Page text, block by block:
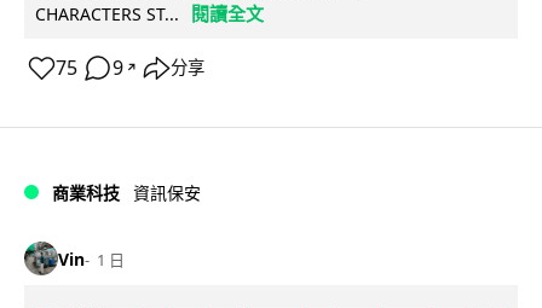
CHARACTERS ST...
閱讀全文
75 9 ↗ 分享
商業科技 資訊保安
Vin 1 日